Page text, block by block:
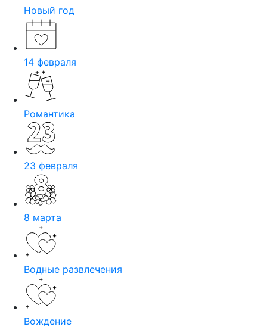
Новый год
14 февраля
Романтика
23 февраля
8 марта
Водные развлечения
Вождение